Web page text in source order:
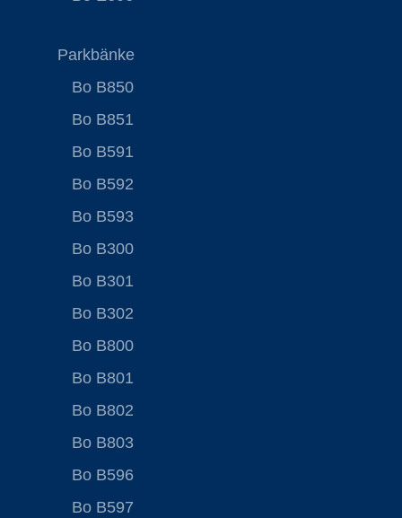
Parkbänke
Bo B850
Bo B851
Bo B591
Bo B592
Bo B593
Bo B300
Bo B301
Bo B302
Bo B800
Bo B801
Bo B802
Bo B803
Bo B596
Bo B597